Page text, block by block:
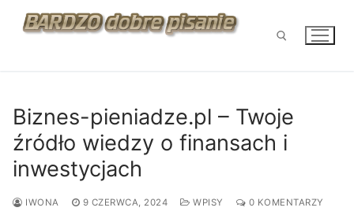
Przejdź
Biznes-pieniadze.pl – Twoje
źródło wiedzy o finansach i
inwestycjach
IWONA 9 CZERWCA, 2024 WPISY 0 KOMENTARZY